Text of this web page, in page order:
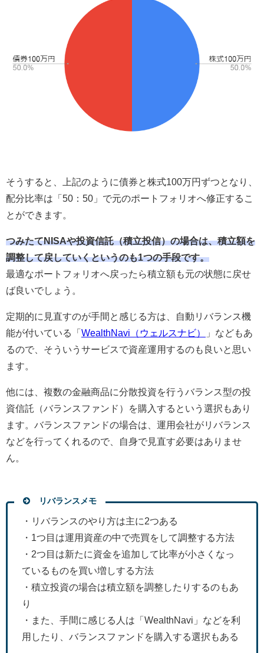
そうすると、上記のように債券と株式100万円ずつとなり、
配分比率は「50：50」で元のポートフォリオへ修正するこ
とができます。
つみたてNISAや投資信託（積立投信）の場合は、積立額を
調整して戻していくというのも1つの手段です。
最適なポートフォリオへ戻ったら積立額も元の状態に戻せ
ば良いでしょう。
定期的に見直すのが手間と感じる方は、自動リバランス機
能が付いている「 WealthNavi（ウェルスナビ）
」などもあ
るので、そういうサービスで資産運用するのも良いと思い
ます。
他には、複数の金融商品に分散投資を行うバランス型の投
資信託（バランスファンド）を購入するという選択もあり
ます。バランスファンドの場合は、運用会社がリバランス
などを行ってくれるので、自身で見直す必要はありませ
ん。
リバランスメモ
・リバランスのやり方は主に2つある
・1つ目は運用資産の中で売買をして調整する方法
・2つ目は新たに資金を追加して比率が小さくなっ
ているものを買い増しする方法
・積立投資の場合は積立額を調整したりするのもあ
り
・また、手間に感じる人は「WealthNavi」などを利
用したり、バランスファンドを購入する選択もある